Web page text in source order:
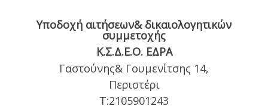
Υποδοχή αιτήσεων& δικαιολογητικών
συμμετοχής
Κ.Σ.Δ.Ε.Ο. ΕΔΡΑ
Γαστούνης& Γουμενίτσης 14,
Περιστέρι
Τ:2105901243